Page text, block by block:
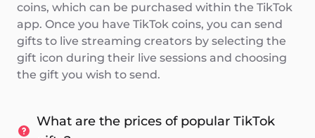
coins, which can be purchased within the TikTok
app. Once you have TikTok coins, you can send
gifts to live streaming creators by selecting the
gift icon during their live sessions and choosing
the gift you wish to send.
What are the prices of popular TikTok